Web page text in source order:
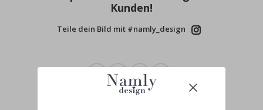
Kunden!
Teile dein Bild mit #namly_design